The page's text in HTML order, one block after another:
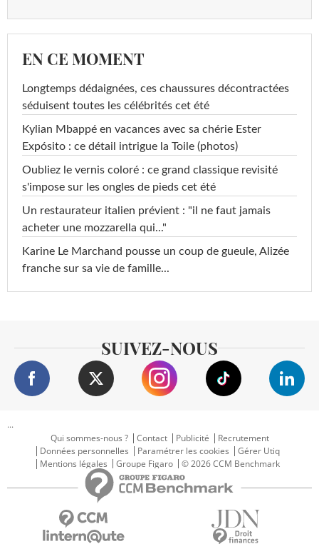
EN CE MOMENT
Longtemps dédaignées, ces chaussures décontractées
séduisent toutes les célébrités cet été
Kylian Mbappé en vacances avec sa chérie Ester
Expósito : ce détail intrigue la Toile (photos)
Oubliez le vernis coloré : ce grand classique revisité
s'impose sur les ongles de pieds cet été
Un restaurateur italien prévient : "il ne faut jamais
acheter une mozzarella qui..."
Karine Le Marchand pousse un coup de gueule, Alizée
franche sur sa vie de famille...
SUIVEZ-NOUS
...
Qui sommes-nous ?
Contact Publicité
Recrutement
Données personnelles
Paramétrer les cookies
Gérer Utiq
Mentions légales
Groupe Figaro © 2026 CCM Benchmark